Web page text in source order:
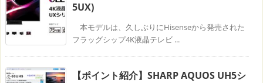
5UX)
本モデルは、久しぶりにHisenseから発売された
フラッグシップ4K液晶テレビ ...
【ポイント紹介】SHARP AQUOS UH5シ